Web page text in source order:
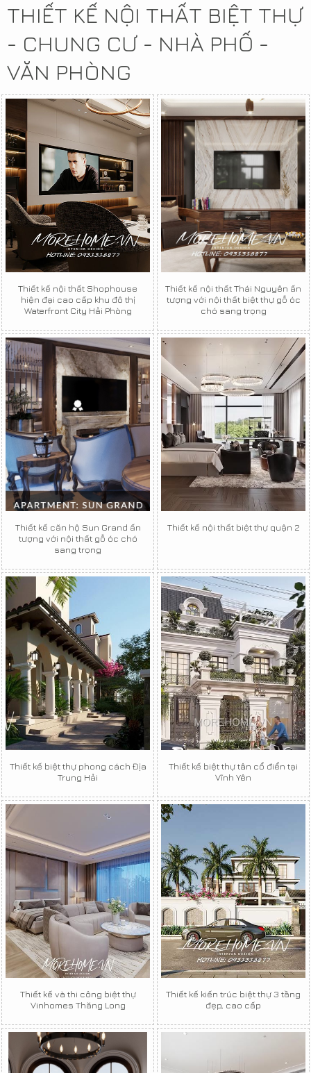
THIẾT KẾ NỘI THẤT BIỆT THỰ
- CHUNG CƯ - NHÀ PHỐ -
VĂN PHÒNG
Thiết kế nội thất Shophouse
hiện đại cao cấp khu đô thị
Waterfront City Hải Phòng
Thiết kế nội thất Thái Nguyên ấn
tượng với nội thất biệt thự gỗ óc
chó sang trọng
Thiết kế căn hộ Sun Grand ấn
tượng với nội thất gỗ óc chó
sang trọng
Thiết kế nội thất biệt thự quận 2
Thiết kế biệt thự phong cách Địa
Trung Hải
Thiết kế biệt thự tân cổ điển tại
Vĩnh Yên
Thiết kế và thi công biệt thự
Vinhomes Thăng Long
Thiết kế kiến trúc biệt thự 3 tầng
đẹp, cao cấp